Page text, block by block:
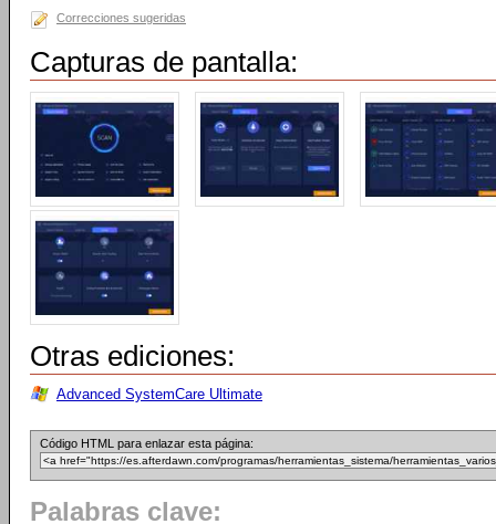
Correcciones sugeridas
Capturas de pantalla:
Otras ediciones:
Advanced SystemCare Ultimate
Código HTML para enlazar esta página:
Palabras clave: